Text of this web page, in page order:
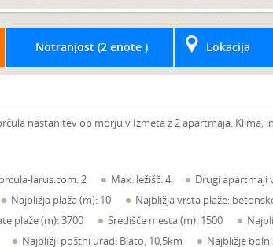
Notranjost (2enote ) Lokacija
nastanitev ob morju v Izmeta z 2 apartmaja. Klima,
larus.com: 2 Max. ležišč: 4
Drugi apartmaji
Najbližja plaža (m): 10
Najbližja vrsta plaže:
plaže (m): 3700
Središče mesta (m): 1500
Najbližji poštni urad: Blato, 10,5km
Najbližje